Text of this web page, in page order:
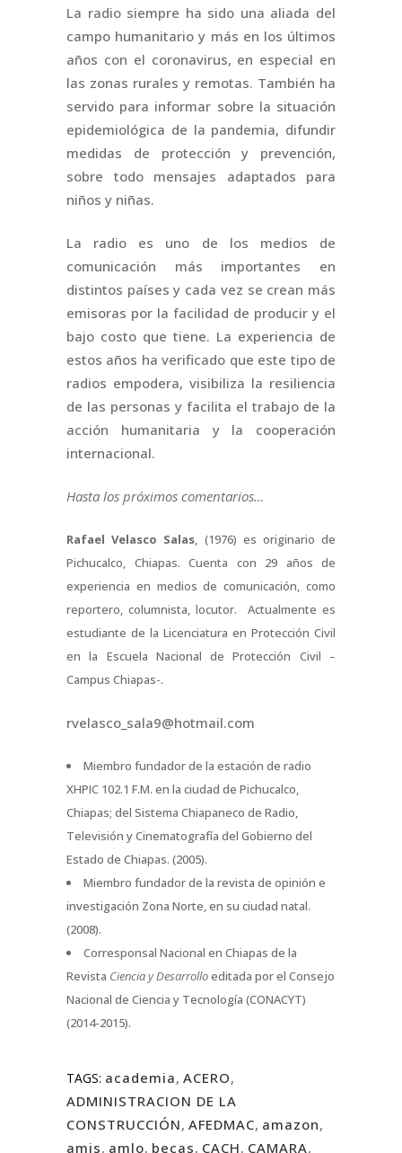
La radio siempre ha sido una aliada del
campo humanitario y más en los últimos
años con el coronavirus, en especial en
las zonas rurales y remotas. También ha
servido para informar sobre la situación
epidemiológica de la pandemia, difundir
medidas de protección y prevención,
sobre todo mensajes adaptados para
niños y niñas.
La radio es uno de los medios de
comunicación más importantes en
distintos países y cada vez se crean más
emisoras por la facilidad de producir y el
bajo costo que tiene. La experiencia de
estos años ha verificado que este tipo de
radios empodera, visibiliza la resiliencia
de las personas y facilita el trabajo de la
acción humanitaria y la cooperación
internacional.
Hasta los próximos comentarios…
Rafael Velasco Salas, (1976) es originario de
Pichucalco, Chiapas. Cuenta con 29 años de
experiencia en medios de comunicación, como
reportero, columnista, locutor. Actualmente es
estudiante de la Licenciatura en Protección Civil
en la Escuela Nacional de Protección Civil –
Campus Chiapas-.
rvelasco_sala9@hotmail.com
Miembro fundador de la estación de radio
XHPIC 102.1 F.M. en la ciudad de Pichucalco,
Chiapas; del Sistema Chiapaneco de Radio,
Televisión y Cinematografía del Gobierno del
Estado de Chiapas. (2005).
Miembro fundador de la revista de opinión e
investigación Zona Norte, en su ciudad natal.
(2008).
Corresponsal Nacional en Chiapas de la
Revista Ciencia y Desarrolloeditada por el Consejo
Nacional de Ciencia y Tecnología (CONACYT)
(2014-2015).
TAGS: academia, ACERO,
ADMINISTRACION DE LA
CONSTRUCCIÓN, AFEDMAC, amazon,
amis, amlo, becas, CACH, CAMARA,